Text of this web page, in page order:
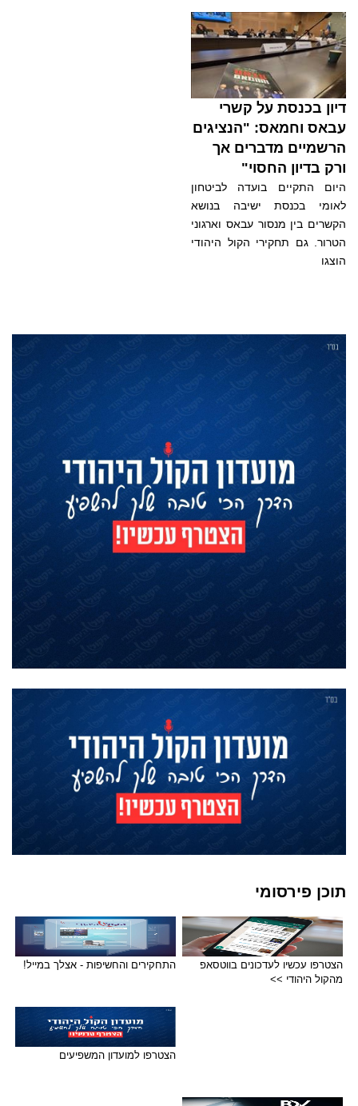
דיון בכנסת על קשרי
עבאס וחמאס: "הנציגים
הרשמיים מדברים אך
ורק בדיון החסוי"
היום התקיים בועדה לביטחון
לאומי בכנסת ישיבה בנושא
הקשרים בין מנסור עבאס וארגוני
הטרור. גם תחקירי הקול היהודי
הוצגו
תוכן פירסומי
הצטרפו עכשיו לעדכונים בווטסאפ
מהקול היהודי >>
התחקירים והחשיפות - אצלך במייל!
הצטרפו למועדון המשפיעים